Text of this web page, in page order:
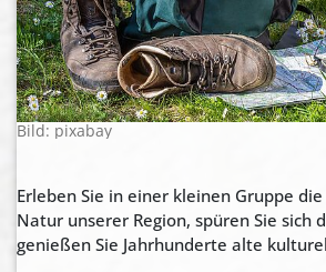
Bild: pixabay
Erleben Sie in einer kleinen Gruppe
Natur unserer Region, spüren Sie sich
genießen Sie Jahrhunderte alte